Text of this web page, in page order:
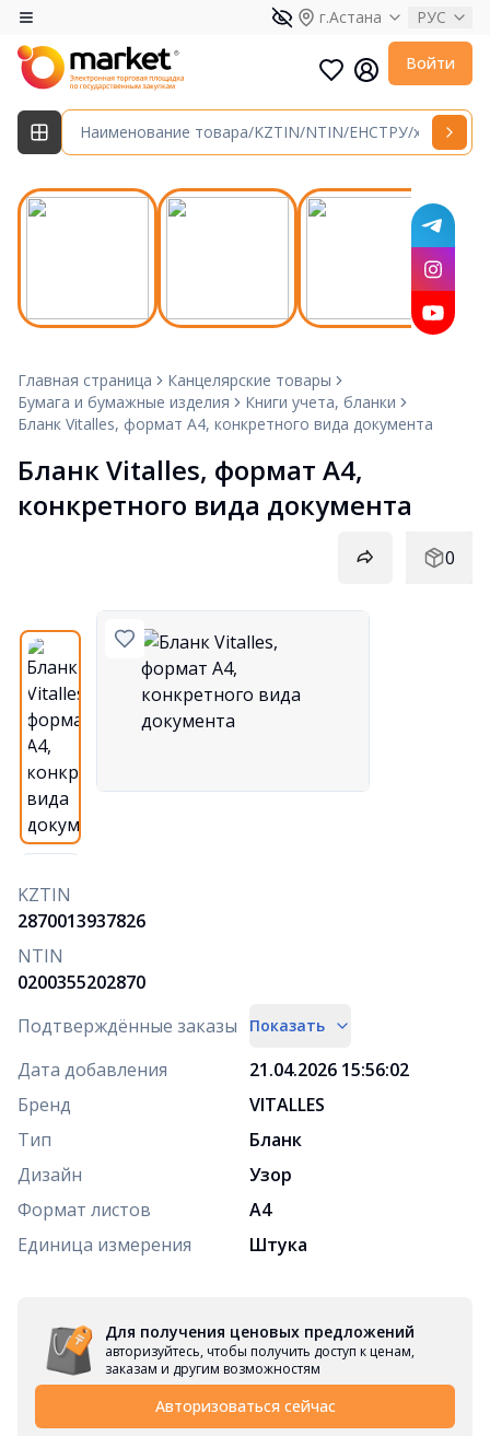
г.Астана РУС
Войти
Главная страница
Канцелярские товары
Бумага и бумажные изделия
Книги учета, бланки
Бланк Vitalles, формат А4, конкретного вида документа
Бланк Vitalles, формат А4,
конкретного вида документа
0
KZTIN
2870013937826
NTIN
0200355202870
Подтверждённые заказы
Показать
Дата добавления
21.04.2026 15:56:02
Бренд
VITALLES
Тип
Бланк
Дизайн
Узор
Формат листов
А4
Единица измерения
Штука
Для получения ценовых предложений
авторизуйтесь, чтобы получить доступ к ценам,
заказам и другим возможностям
Авторизоваться сейчас